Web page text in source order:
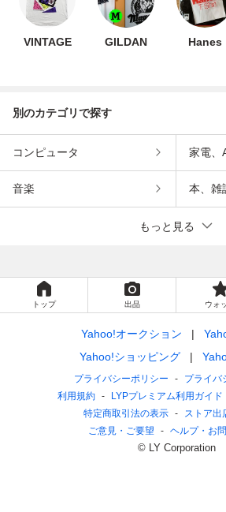
VINTAGE GILDAN Hanes
別のカテゴリで探す
コンピュータ 家電、
音楽 本、雑
もっと見る
トップ 出品 ウォ
Yahoo!オークション
Yahoo!ショッピング
プライバシーポリシー
プライバ
利用規約
LYPプレミアム利用ガイド
特定商取引法の表示
ストア出
ご意見・ご要望
ヘルプ・お
© LY Corporation